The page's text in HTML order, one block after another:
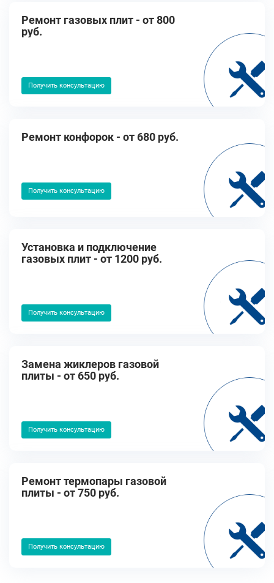
Ремонт газовых плит - от 800
руб.
Получить консультацию
Ремонт конфорок - от 680 руб.
Получить консультацию
Установка и подключение
газовых плит - от 1200 руб.
Получить консультацию
Замена жиклеров газовой
плиты - от 650 руб.
Получить консультацию
Ремонт термопары газовой
плиты - от 750 руб.
Получить консультацию